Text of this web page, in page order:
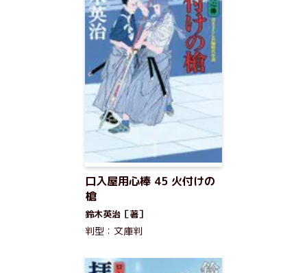
口入屋用心棒 45 火付けの
槍
鈴木英治［著］
判型：文庫判